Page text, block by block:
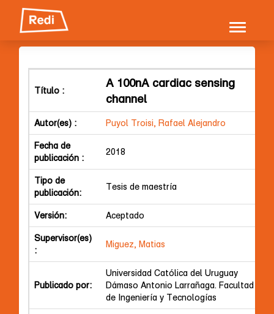
navigation
Título :
A 100nA cardiac sensing
channel
Autor(es) : Puyol Troisi, Rafael Alejandro
Fecha de
publicación :
2018
Tipo de
publicación:
Tesis de maestría
Versión: Aceptado
Supervisor(es)
:
Miguez, Matias
Publicado por:
Universidad Católica del Uruguay
Dámaso Antonio Larrañaga. Facultad
de Ingeniería y Tecnologías